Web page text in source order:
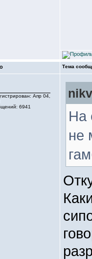
Тема
Апр 04,
6941
На
не